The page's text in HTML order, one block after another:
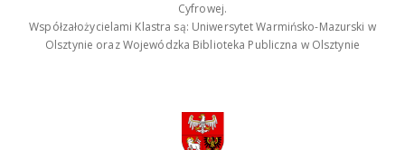
Cyfrowej.
Współzałożycielami Klastra są: Uniwersytet Warmińsko-Mazurski w
Olsztynie oraz Wojewódzka Biblioteka Publiczna w Olsztynie